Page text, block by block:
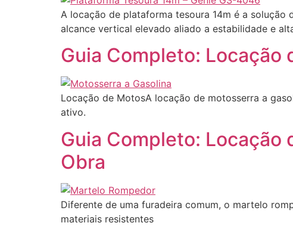
A locação de plataforma tesoura 14m é a solução
alcance vertical elevado aliado a estabilidade e
Guia Completo: Locação
Locação de MotosA locação de motosserra a
ativo.
Guia Completo: Locação
Obra
Diferente de uma furadeira comum, o martelo
materiais resistentes